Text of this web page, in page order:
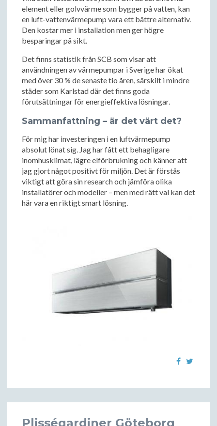
element eller golvvärme som bygger på vatten, kan
en luft-vattenvärmepump vara ett bättre alternativ.
Den kostar mer i installation men ger högre
besparingar på sikt.
Det finns statistik från SCB som visar att
användningen av värmepumpar i Sverige har ökat
med över 30 % de senaste tio åren, särskilt i mindre
städer som Karlstad där det finns goda
förutsättningar för energieffektiva lösningar.
Sammanfattning – är det värt det?
För mig har investeringen i en luftvärmepump
absolut lönat sig. Jag har fått ett behagligare
inomhusklimat, lägre elförbrukning och känner att
jag gjort något positivt för miljön. Det är förstås
viktigt att göra sin research och jämföra olika
installatörer och modeller – men med rätt val kan det
här vara en riktigt smart lösning.
Plisségardiner Göteborg